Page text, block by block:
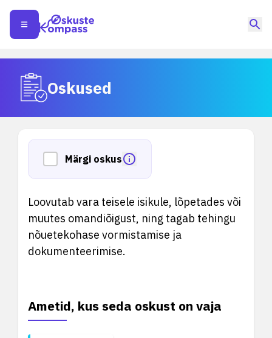
Oskused
Märgi oskus
Loovutab vara teisele isikule, lõpetades või
muutes omandiõigust, ning tagab tehingu
nõuetekohase vormistamise ja
dokumenteerimise.
Ametid, kus seda oskust on vaja